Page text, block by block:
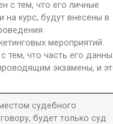
с тем, что его личные
на курс, будут внесены в
мероприятий.
тем, что часть его
экзамены, и
судебного
будет только суд